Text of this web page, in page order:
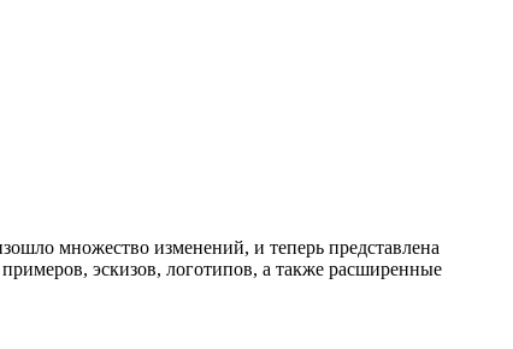
множество изменений, и теперь представлена
эскизов, логотипов, а также расширенные